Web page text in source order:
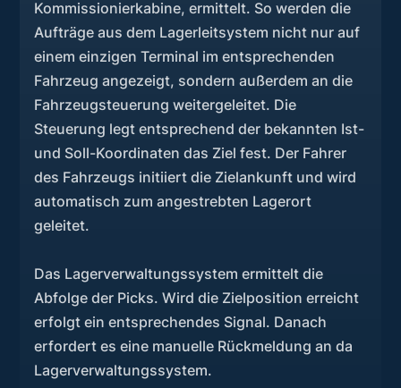
Kommissionierkabine, ermittelt. So werden die
Aufträge aus dem Lagerleitsystem nicht nur auf
einem einzigen Terminal im entsprechenden
Fahrzeug angezeigt, sondern außerdem an die
Fahrzeugsteuerung weitergeleitet. Die
Steuerung legt entsprechend der bekannten Ist-
und Soll-Koordinaten das Ziel fest. Der Fahrer
des Fahrzeugs initiiert die Zielankunft und wird
automatisch zum angestrebten Lagerort
geleitet.
Das Lagerverwaltungssystem ermittelt die
Abfolge der Picks. Wird die Zielposition erreicht
erfolgt ein entsprechendes Signal. Danach
erfordert es eine manuelle Rückmeldung an da
Lagerverwaltungssystem.